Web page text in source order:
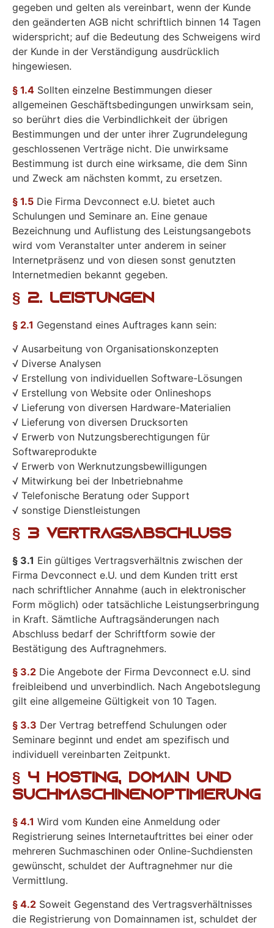
gegeben und gelten als vereinbart, wenn der Kunde
den geänderten AGB nicht schriftlich binnen 14 Tagen
widerspricht; auf die Bedeutung des Schweigens wird
der Kunde in der Verständigung ausdrücklich
hingewiesen.
§ 1.4 Sollten einzelne Bestimmungen dieser
allgemeinen Geschäftsbedingungen unwirksam sein,
so berührt dies die Verbindlichkeit der übrigen
Bestimmungen und der unter ihrer Zugrundelegung
geschlossenen Verträge nicht. Die unwirksame
Bestimmung ist durch eine wirksame, die dem Sinn
und Zweck am nächsten kommt, zu ersetzen.
§ 1.5 Die Firma Devconnect e.U. bietet auch
Schulungen und Seminare an. Eine genaue
Bezeichnung und Auflistung des Leistungsangebots
wird vom Veranstalter unter anderem in seiner
Internetpräsenz und von diesen sonst genutzten
Internetmedien bekannt gegeben.
§ 2. Leistungen
§ 2.1 Gegenstand eines Auftrages kann sein:
√ Ausarbeitung von Organisationskonzepten
√ Diverse Analysen
√ Erstellung von individuellen Software-Lösungen
√ Erstellung von Website oder Onlineshops
√ Lieferung von diversen Hardware-Materialien
√ Lieferung von diversen Drucksorten
√ Erwerb von Nutzungsberechtigungen für
Softwareprodukte
√ Erwerb von Werknutzungsbewilligungen
√ Mitwirkung bei der Inbetriebnahme
√ Telefonische Beratung oder Support
√ sonstige Dienstleistungen
§ 3 Vertragsabschluss
§ 3.1 Ein gültiges Vertragsverhältnis zwischen der
Firma Devconnect e.U. und dem Kunden tritt erst
nach schriftlicher Annahme (auch in elektronischer
Form möglich) oder tatsächliche Leistungserbringung
in Kraft. Sämtliche Auftragsänderungen nach
Abschluss bedarf der Schriftform sowie der
Bestätigung des Auftragnehmers.
§ 3.2 Die Angebote der Firma Devconnect e.U. sind
freibleibend und unverbindlich. Nach Angebotslegung
gilt eine allgemeine Gültigkeit von 10 Tagen.
§ 3.3 Der Vertrag betreffend Schulungen oder
Seminare beginnt und endet am spezifisch und
individuell vereinbarten Zeitpunkt.
§ 4 Hosting, Domain und
Suchmaschinenoptimierung
§ 4.1 Wird vom Kunden eine Anmeldung oder
Registrierung seines Internetauftrittes bei einer oder
mehreren Suchmaschinen oder Online-Suchdiensten
gewünscht, schuldet der Auftragnehmer nur die
Vermittlung.
§ 4.2 Soweit Gegenstand des Vertragsverhältnisses
die Registrierung von Domainnamen ist, schuldet der